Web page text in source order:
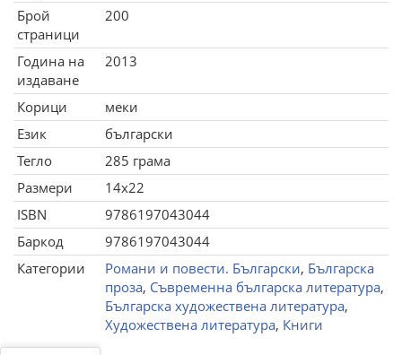
Брой
страници
200
Година на
издаване
2013
Корици
меки
Език
български
Тегло
285 грама
Размери
14x22
ISBN
9786197043044
Баркод
9786197043044
Категории
Романи и повести. Български, Българска
проза, Съвременна българска литература,
Българска художествена литература,
Художествена литература, Книги